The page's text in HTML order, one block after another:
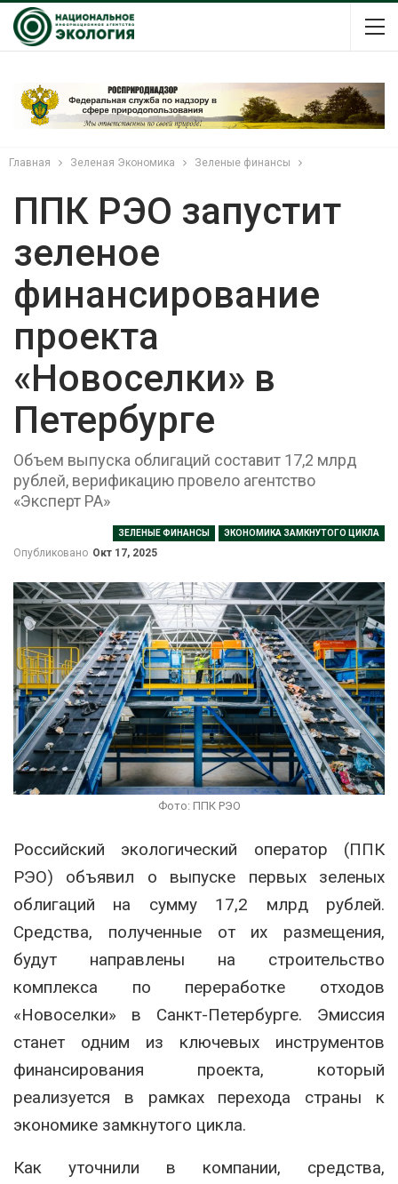
Главная Зеленая Экономика Зеленые финансы
ППК РЭО запустит
зеленое
финансирование
проекта
«Новоселки» в
Петербурге
Объем выпуска облигаций составит 17,2 млрд
рублей, верификацию провело агентство
«Эксперт РА»
ЗЕЛЕНЫЕ ФИНАНСЫ ЭКОНОМИКА ЗАМКНУТОГО ЦИКЛА
Опубликовано Окт 17, 2025
Фото: ППК РЭО
Российский экологический оператор (ППК
РЭО) объявил о выпуске первых зеленых
облигаций на сумму 17,2 млрд рублей.
Средства, полученные от их размещения,
будут направлены на строительство
комплекса по переработке отходов
«Новоселки» в Санкт-Петербурге. Эмиссия
станет одним из ключевых инструментов
финансирования проекта, который
реализуется в рамках перехода страны к
экономике замкнутого цикла.
Как уточнили в компании, средства,